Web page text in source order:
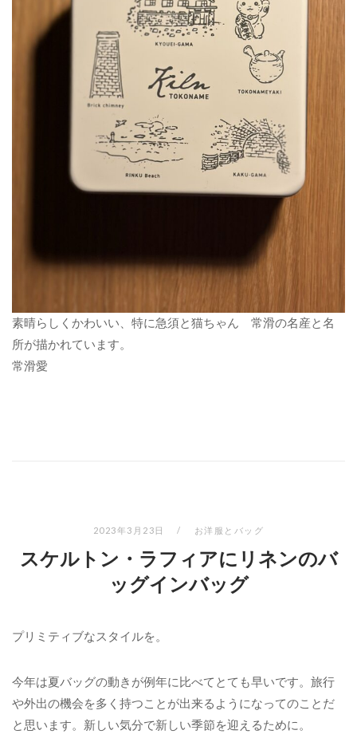
素晴らしくかわいい、特に急須と猫ちゃん 常滑の名産と名
所が描かれています。
常滑愛
2023年3月23日 お洋服とバッグ
スケルトン・ラフィアにリネンのバ
ッグインバッグ
プリミティブなスタイルを。
今年は夏バッグの動きが例年に比べてとても早いです。旅行
や外出の機会を多く持つことが出来るようになってのことだ
と思います。新しい気分で新しい季節を迎えるために。